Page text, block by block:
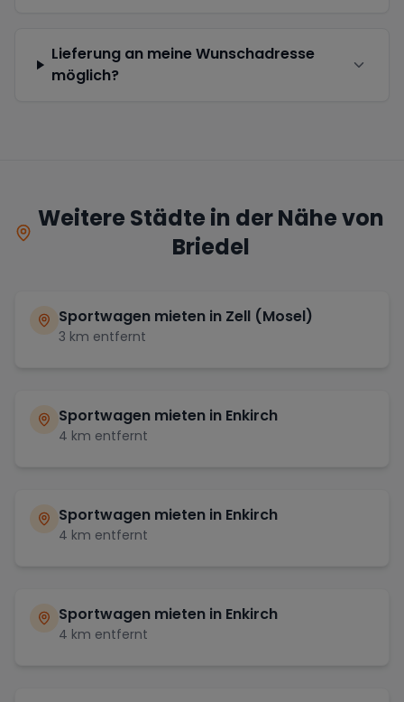
Lieferung an meine Wunschadresse
möglich?
Weitere Städte in der Nähe von
Briedel
Sportwagen mieten in Zell (Mosel)
3 km entfernt
Sportwagen mieten in Enkirch
4 km entfernt
Sportwagen mieten in Enkirch
4 km entfernt
Sportwagen mieten in Enkirch
4 km entfernt